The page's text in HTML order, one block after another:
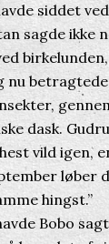
siddet
sagde ikke
nu
dask.
vild igen,
løber
hingst.”
Bobo